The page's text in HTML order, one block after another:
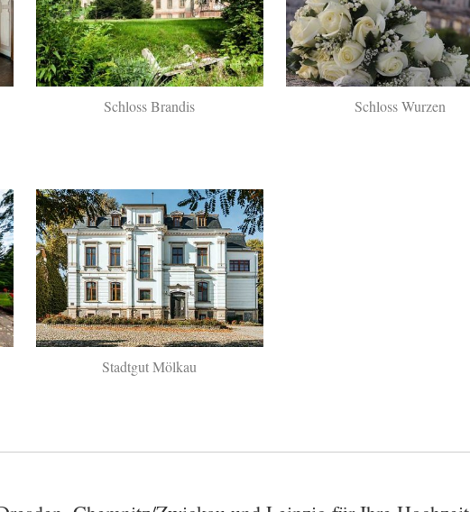
Schloss Brandis Schloss Wurzen
Stadtgut Mölkau